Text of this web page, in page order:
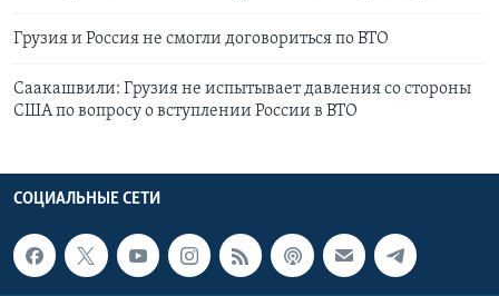
Грузия и Россия не смогли договориться по ВТО
Саакашвили: Грузия не испытывает давления со стороны
США по вопросу о вступлении России в ВТО
СОЦИАЛЬНЫЕ СЕТИ